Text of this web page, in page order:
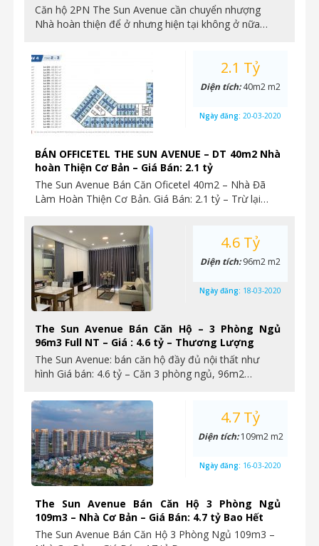
Căn hộ 2PN The Sun Avenue cần chuyển nhượng
Nhà hoàn thiện để ở nhưng hiện tại không ở nữa…
BÁN OFFICETEL THE SUN AVENUE – DT 40m2 Nhà
hoàn Thiện Cơ Bản – Giá Bán: 2.1 tỷ
The Sun Avenue Bán Căn Oficetel 40m2 – Nhà Đã
Làm Hoàn Thiện Cơ Bản. Giá Bán: 2.1 tỷ – Trừ lại…
2.1 Tỷ
Diện tích:40m2 m2
Ngày đăng: 20-03-2020
The Sun Avenue Bán Căn Hộ – 3 Phòng Ngủ
96m3 Full NT – Giá : 4.6 tỷ – Thương Lượng
The Sun Avenue: bán căn hộ đầy đủ nội thất như
hình Giá bán: 4.6 tỷ – Căn 3 phòng ngủ, 96m2…
4.6 Tỷ
Diện tích:96m2 m2
Ngày đăng: 18-03-2020
The Sun Avenue Bán Căn Hộ 3 Phòng Ngủ
109m3 – Nhà Cơ Bản – Giá Bán: 4.7 tỷ Bao Hết
The Sun Avenue Bán Căn Hộ 3 Phòng Ngủ 109m3 –
4.7 Tỷ
Diện tích:109m2 m2
Ngày đăng: 16-03-2020